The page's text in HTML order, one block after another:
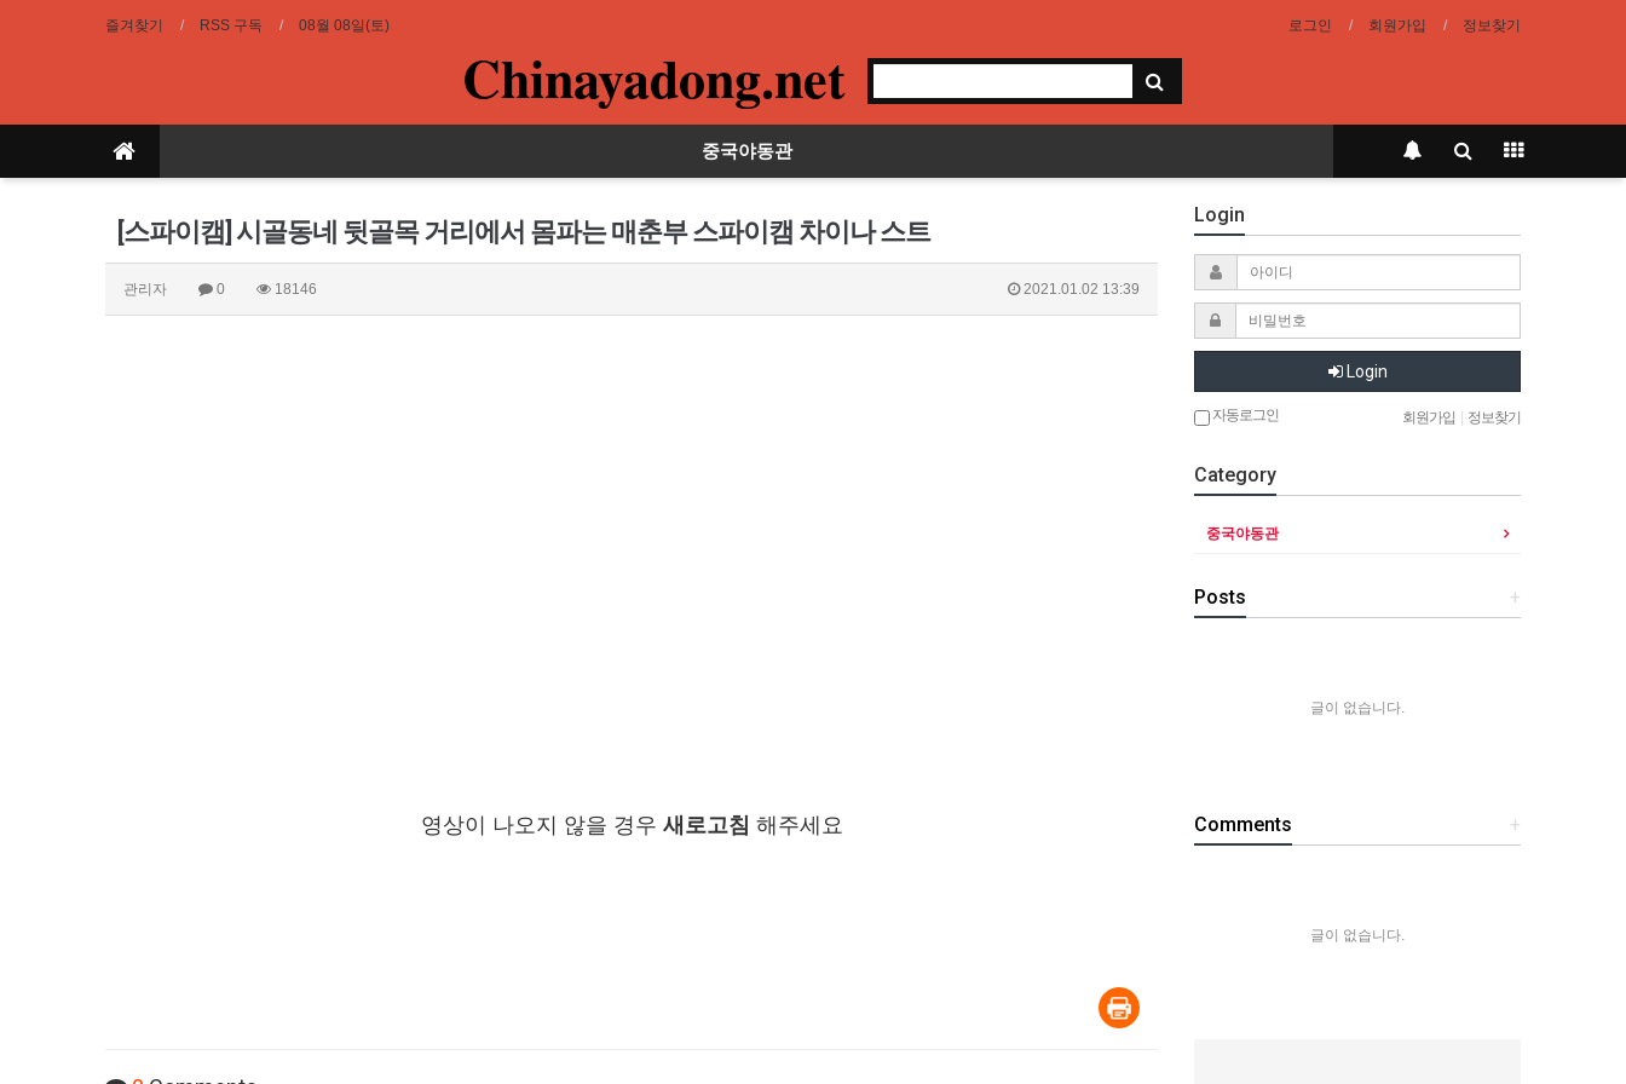
즐겨찾기 RSS 구독 08월 08일(토) 로그인 회원가입 정보찾기
Chinayadong.net
중국야동관
[스파이캠] 시골동네 뒷골목 거리에서 몸파는 매춘부 스파이캠 차이나 스트
관리자 0 18146 2021.01.02 13:39
영상이 나오지 않을 경우 새로고침 해주세요
Login
Login
자동로그인 회원가입 정보찾기
Category
중국야동관
+
Posts
글이 없습니다.
+
Comments
글이 없습니다.